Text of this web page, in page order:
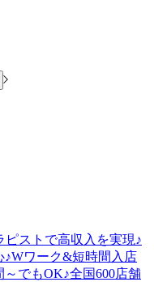
ピストで高収入を実現♪
♪Wワーク&短時間入店
でもOK♪全国600店舗